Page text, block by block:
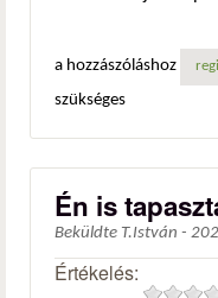
a hozzászóláshoz
szükséges
Én is
Beküldte T.István -
Értékelés: